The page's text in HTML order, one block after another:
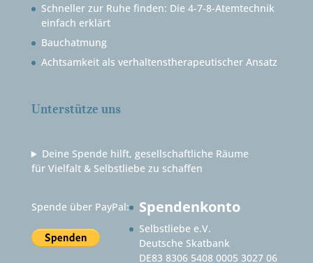
Schneller zur Ruhe finden: Die 4-7-8-Atemtechnik
einfach erklärt
Bauchatmung
Achtsamkeit als verhaltenstherapeutischer Ansatz
Unterstütze uns
Deine Spende hilft, gesellschaftliche Räume
für Vielfalt & Selbstliebe zu schaffen
Spende über PayPal: Spendenkonto
Selbstliebe e.V.
Deutsche Skatbank
DE83 8306 5408 0005 3027 06